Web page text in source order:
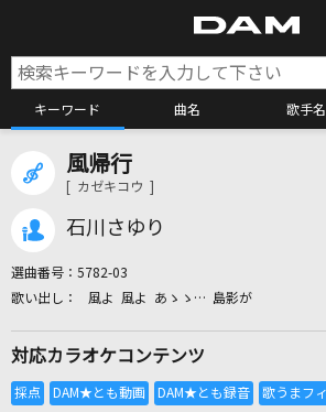
キーワード 曲名 歌手名
全国りれき
風帰行
[ カゼキコウ ]
石川さゆり
選曲番号： 5782-03
風よ 風よ あゝゝ… 島影が
対応カラオケコンテンツ